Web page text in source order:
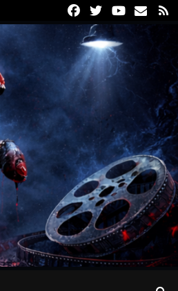
FacebookTwitterYoutube
Email